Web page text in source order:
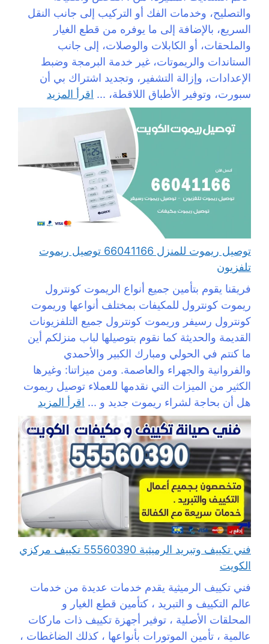
والتصليح، وخدمات الفك أو التركيب إلى جانب النقل
السريع، بالإضافة إلى ما يوفره من قطع الغيار
والملحقات، أو الكابلات والوصلات، إلى جانب
الستاندات والريموتات، غير خدمة البرمجة وضبط
الإعدادات، وإزالة التشفير، وتجديد اشتراك بي أن
سبورت، وتوفير الأطباق اللاقطة، ... اقرأ المزيد
توصيل ريموت للمنزل 66041166 توصيل ريموت
تلفزيون
فريقنا يقوم بتأمين جميع أنواع الريموت كونترول
ريموت كونترول للمكيفات بمختلف أنواعها وريموت
كونترول رسيفر وريموت كونترول جميع التلفزيونات
القديمة والحديثة كما نقوم بتوصيلها لباب منزلكم أين
ما كنتم في الحولي ومبارك الكبير والأحمدي
والفروانية والجهراء والعاصمة. ومن ميزاتنا: وغيرها
الكثير من الميزات التي نقدمها للعملاء توصيل ريموت
هل أن بحاجة لشراء ريموت جديد و ... اقرأ المزيد
فني تكييف وتبريد الرميثية 55560390 تكييف مركزي
الكويت
فني تكييف الرميثية يقدم خدمات عديدة من خدمات
عالم التكييف و التبريد ، كتأمين قطع الغيار و
المحلقات الأصلية ، توفير أجهزة تكييف ذات ماركات
عالمية ، تأمين الموتورات بأنواعها ، كذلك الضاغطات ،